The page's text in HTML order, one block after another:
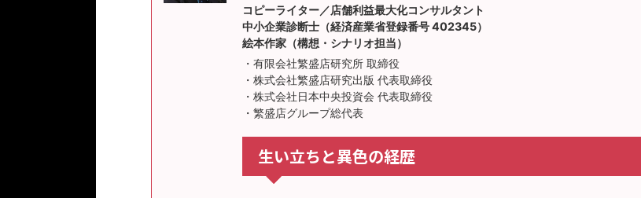
コピーライター／店舗利益最大化コンサルタント
中小企業診断士（経済産業省登録番号 402345）
絵本作家（構想・シナリオ担当）
・有限会社繁盛店研究所 取締役
・株式会社繁盛店研究出版 代表取締役
・株式会社日本中央投資会 代表取締役
・繁盛店グループ総代表
生い立ちと異色の経歴